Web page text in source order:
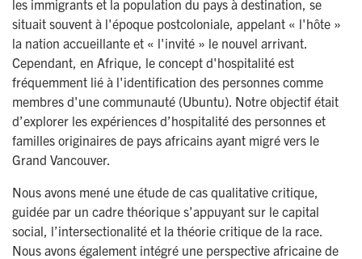
les immigrants et la population du pays à destination, se
situait souvent à l'époque postcoloniale, appelant « l'hôte »
la nation accueillante et « l'invité » le nouvel arrivant.
Cependant, en Afrique, le concept d'hospitalité est
fréquemment lié à l'identification des personnes comme
membres d'une communauté (Ubuntu). Notre objectif était
d’explorer les expériences d’hospitalité des personnes et
familles originaires de pays africains ayant migré vers le
Grand Vancouver.
Nous avons mené une étude de cas qualitative critique,
guidée par un cadre théorique s’appuyant sur le capital
social, l’intersectionalité et la théorie critique de la race.
Nous avons également intégré une perspective africaine de